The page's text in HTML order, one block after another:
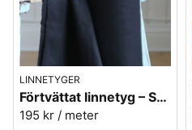
LINNETYGER
Förtvättat linnetyg – Svart (230 g/m²)
195 kr / meter